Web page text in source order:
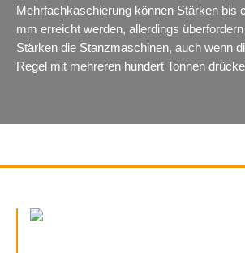
Mehrfachkaschierung können Stärken bis
mm erreicht werden, allerdings
Stärken die Stanzmaschinen, auch wenn
Regel mit mehreren hundert Tonnen